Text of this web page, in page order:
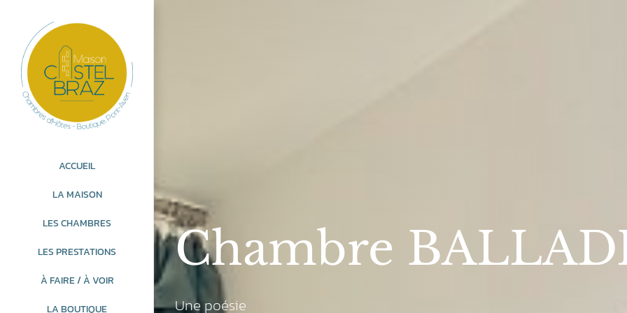
contenu
ACCUEIL
LA MAISON
LES CHAMBRES
LES PRESTATIONS
À FAIRE / À VOIR
LA BOUTIQUE
Chambre
Une poésie